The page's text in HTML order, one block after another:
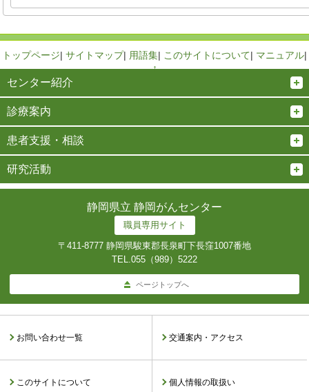
トップページ| サイトマップ| 用語集| このサイトについて| マニュアル|
↑
センター紹介
診療案内
患者支援・相談
研究活動
静岡県立 静岡がんセンター
職員専用サイト
〒411-8777 静岡県駿東郡長泉町下長窪1007番地
TEL.055（989）5222
ページトップへ
お問い合わせ一覧 交通案内・アクセス
このサイトについて 個人情報の取扱い